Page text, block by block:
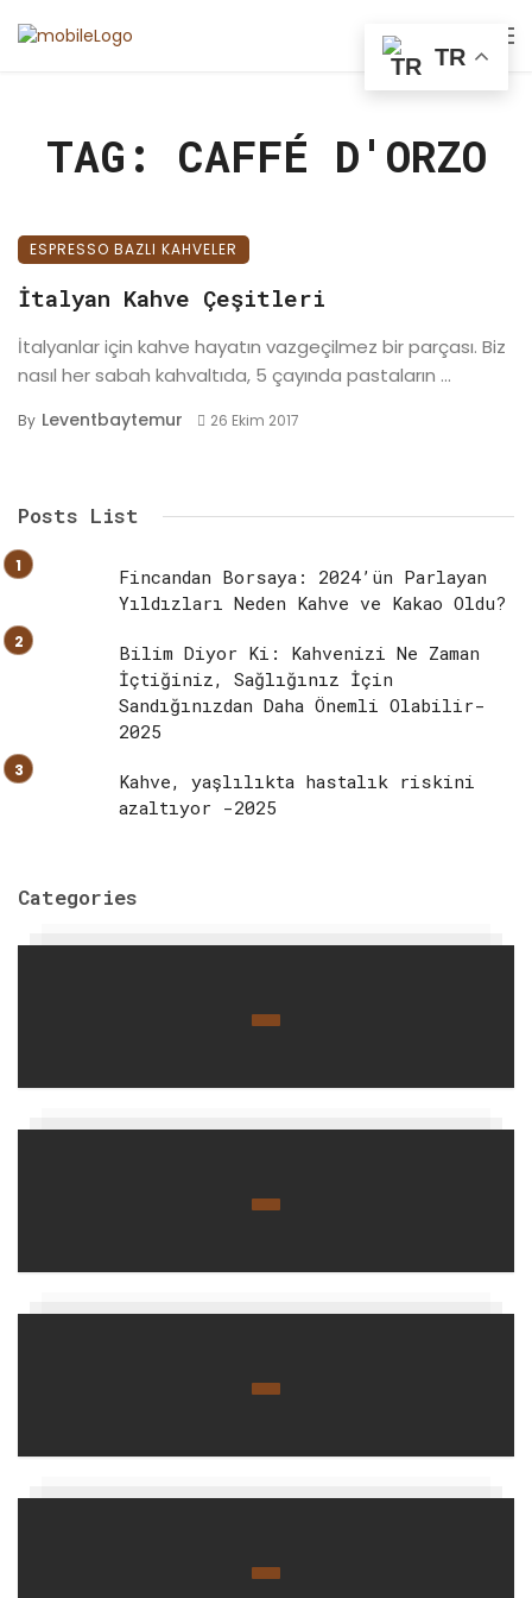
TAG: CAFFÉ D'ORZO
ESPRESSO BAZLI KAHVELER
İtalyan Kahve Çeşitleri
İtalyanlar için kahve hayatın vazgeçilmez bir parçası. Biz
nasıl her sabah kahvaltıda, 5 çayında pastaların ...
By Leventbaytemur 26 Ekim 2017
Posts List
Fincandan Borsaya: 2024’ün Parlayan
Yıldızları Neden Kahve ve Kakao Oldu?
Bilim Diyor Ki: Kahvenizi Ne Zaman
İçtiğiniz, Sağlığınız İçin
Sandığınızdan Daha Önemli Olabilir-
2025
Kahve, yaşlılıkta hastalık riskini
azaltıyor -2025
Categories
TR